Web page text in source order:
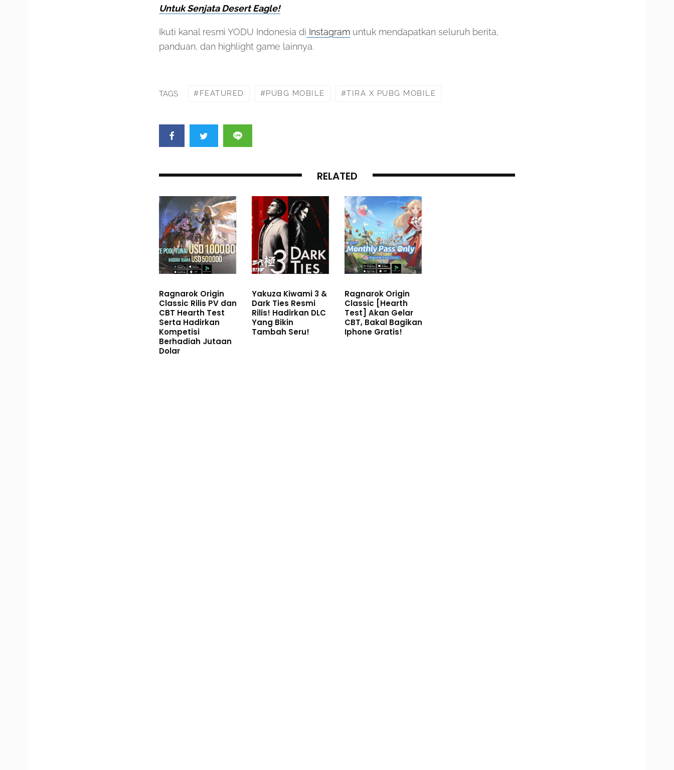
Untuk Senjata Desert Eagle!
Ikuti kanal resmi YODU Indonesia di Instagram untuk mendapatkan seluruh berita,
panduan, dan highlight game lainnya.
TAGS FEATURED PUBG MOBILE TIRA X PUBG MOBILE
RELATED
Ragnarok Origin
Classic Rilis PV dan
CBT Hearth Test
Serta Hadirkan
Kompetisi
Berhadiah Jutaan
Dolar
Yakuza Kiwami 3 &
Dark Ties Resmi
Rilis! Hadirkan DLC
Yang Bikin
Tambah Seru!
Ragnarok Origin
Classic [Hearth
Test] Akan Gelar
CBT, Bakal Bagikan
Iphone Gratis!